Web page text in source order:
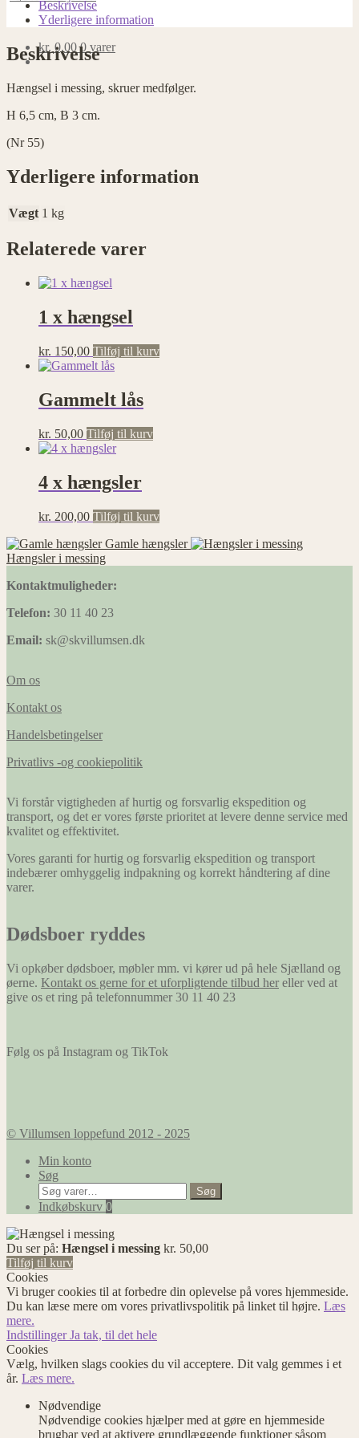
kr. 0,00 0 varer
antal
Beskrivelse
Yderligere information
Beskrivelse
Hængsel i messing, skruer medfølger.
H 6,5 cm, B 3 cm.
(Nr 55)
Yderligere information
Vægt 1 kg
Relaterede varer
1 x hængsel
kr. 150,00 Tilføj til kurv
Gammelt lås
kr. 50,00 Tilføj til kurv
4 x hængsler
kr. 200,00 Tilføj til kurv
Gamle hængsler
Hængsler i messing
Kontaktmuligheder:
Telefon: 30 11 40 23
Email: sk@skvillumsen.dk
Om os
Kontakt os
Handelsbetingelser
Privatlivs -og cookiepolitik
Vi forstår vigtigheden af hurtig og forsvarlig ekspedition og
transport, og det er vores første prioritet at levere denne service med
kvalitet og effektivitet.
Vores garanti for hurtig og forsvarlig ekspedition og transport
indebærer omhyggelig indpakning og korrekt håndtering af dine
varer.
Dødsboer ryddes
Vi opkøber dødsboer, møbler mm. vi kører ud på hele Sjælland og
øerne. Kontakt os gerne for et uforpligtende tilbud her eller ved at
give os et ring på telefonnummer 30 11 40 23
Følg os på Instagram og TikTok
© Villumsen loppefund 2012 - 2025
Min konto
Søg
Søg
efter:
Søg
Indkøbskurv 0
Du ser på: Hængsel i messing kr. 50,00
Tilføj til kurv
Cookies
Vi bruger cookies til at forbedre din oplevelse på vores hjemmeside.
Du kan læse mere om vores privatlivspolitik på linket til højre. Læs
mere.
IndstillingerJa tak, til det hele
Cookies
Vælg, hvilken slags cookies du vil acceptere. Dit valg gemmes i et
år. Læs mere.
Nødvendige
Nødvendige cookies hjælper med at gøre en hjemmeside
brugbar ved at aktivere grundlæggende funktioner såsom